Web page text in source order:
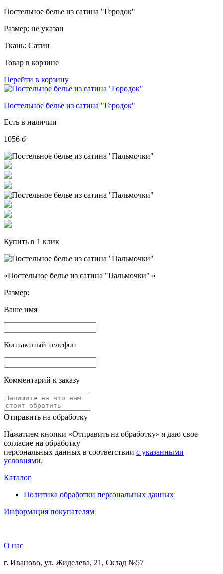
Постельное белье из сатина "Городок"
Размер: не указан
Ткань: Сатин
Товар в корзине
Перейти в корзину
Постельное белье из сатина "Городок"
Есть в наличии
1056 б
Купить в 1 клик
«Постельное белье из сатина "Пальмочки" »
Размер:
Ваше имя
Контактный телефон
Комментарий к заказу
Отправить на обработку
Нажатием кнопки «Отправить на обработку» я даю свое
согласие на обработку
персональных данных в соответствии с указанными
условиями.
Каталог
Политика обработки персональных данных
Информация покупателям
О нас
г. Иваново, ул. Жиделева, 21, Склад №57